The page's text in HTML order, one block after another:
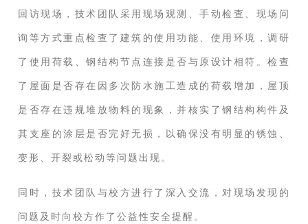
回访现场，技术团队采用现场观测、手动检查、现场问
询等方式重点检查了建筑的使用功能、使用环境，调研
了使用荷载、钢结构节点连接是否与原设计相符。检查
了屋面是否存在因多次防水施工造成的荷载增加，屋顶
是否存在违规堆放物料的现象，并核实了钢结构构件及
其支座的涂层是否完好无损，以确保没有明显的锈蚀、
变形、开裂或松动等问题出现。
同时，技术团队与校方进行了深入交流，对现场发现的
问题及时向校方作了公益性安全提醒。